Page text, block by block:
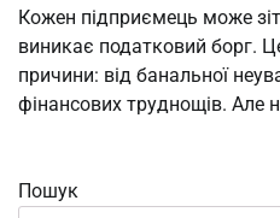
Кожен підприємець може
виникає податковий борг.
причини: від банальної
фінансових труднощів. Але
Пошук